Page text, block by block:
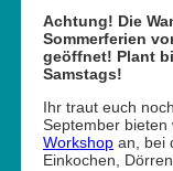
Achtung! Die
Sommerferien
geöffnet! Plant
Samstags!
Ihr traut euch
September bieten
Workshop an, bei
Einkochen,